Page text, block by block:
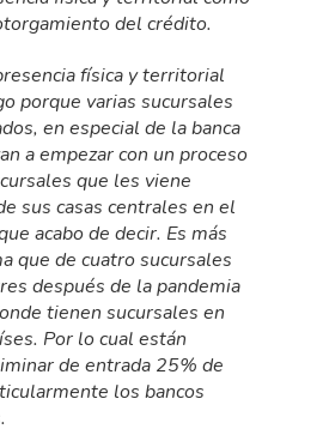
del crédito.
física y territorial
porque varias sucursales
en especial de la banca
a empezar con un proceso
que les viene
sus casas centrales en el
acabo de decir. Es más
que de cuatro sucursales
después de la pandemia
tienen sucursales en
Por lo cual están
de entrada 25% de
los bancos